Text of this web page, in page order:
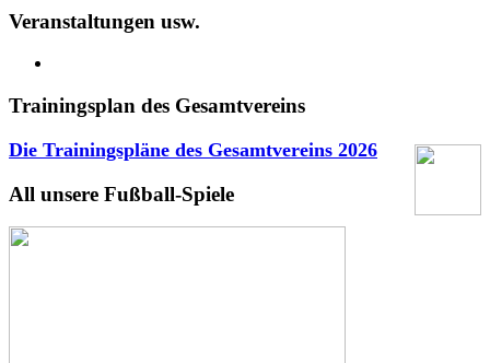
Veranstaltungen usw.
Trainingsplan des Gesamtvereins
Die Trainingspläne des Gesamtvereins 2026
All unsere Fußball-Spiele